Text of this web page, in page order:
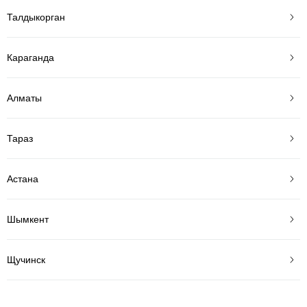
Талдыкорган
Караганда
Алматы
Тараз
Астана
Шымкент
Щучинск